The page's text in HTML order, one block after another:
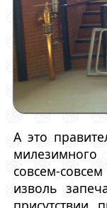
А это
милезимного
совсем-
изволь